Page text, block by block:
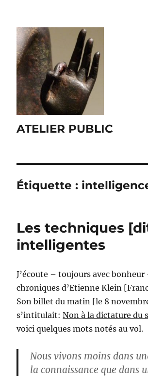
ATELIER PUBLIC
Étiquette :
Les techniques
intelligentes
J’écoute – toujours avec bonheur
chroniques d’Etienne Klein
Son billet du matin [le 8
s’intitulait:Non à la dictature du
voici quelques mots notés au vol.
Nous vivons moins dans
la connaissance que dans